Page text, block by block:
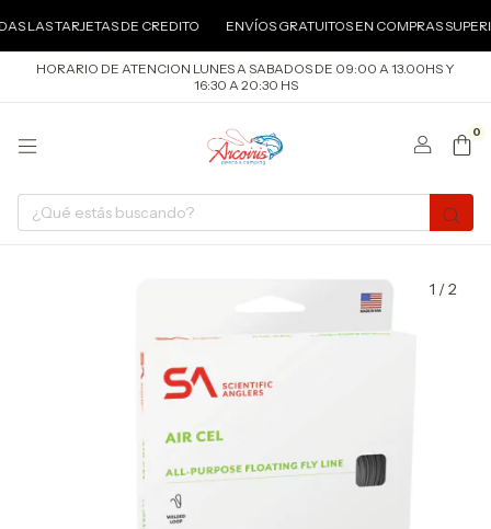
LAS TARJETAS DE CREDITO ENVÍOS GRATUITOS EN COMPRAS
HORARIO DE ATENCION LUNES A SABADOS DE 09:00 A 13.00HS Y
16:30 A 20:30 HS
0
1 /2